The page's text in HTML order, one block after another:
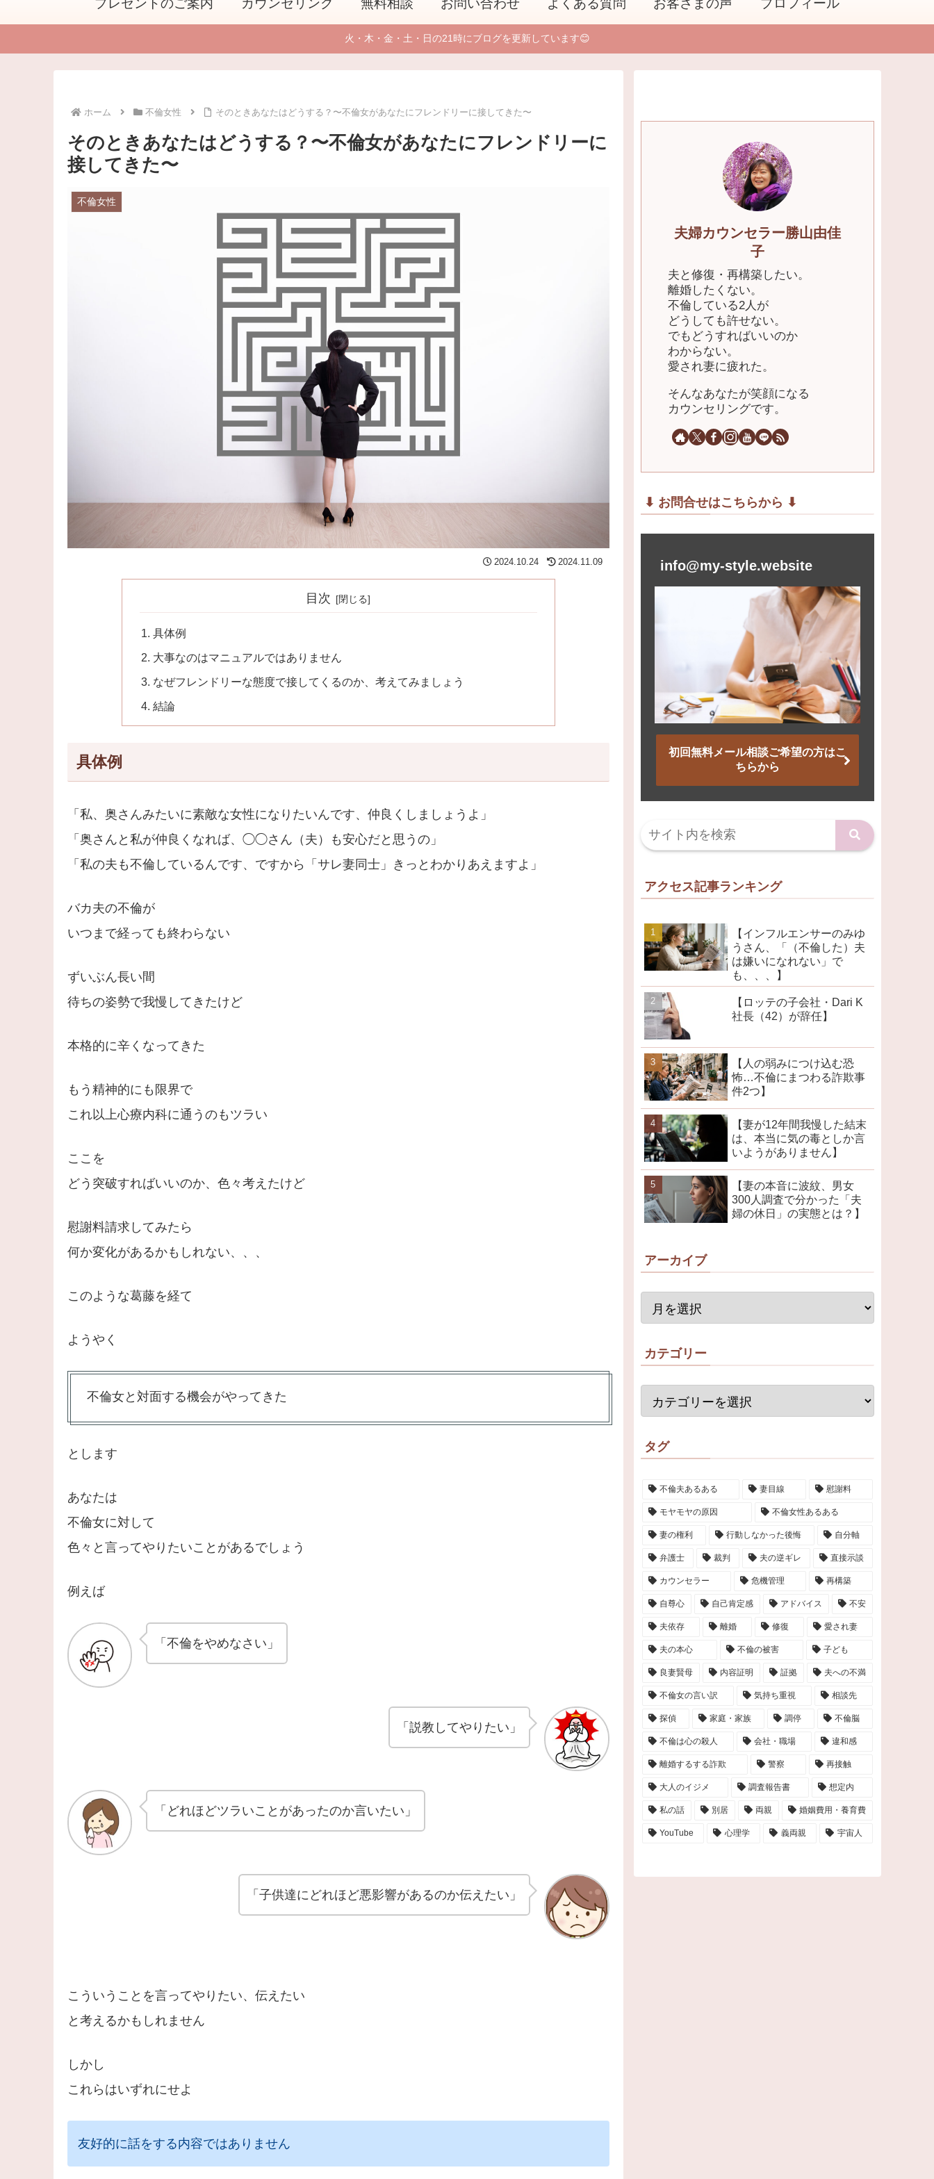
プレゼントのご案内 カウンセリング 無料相談 お問い合わせ よくある質問 お客さまの声 プロフィール
火・木・金・土・日の21時にブログを更新しています😊
ホーム 不倫女性 そのときあなたはどうする？〜不倫女があなたにフレンドリーに接してきた〜
そのときあなたはどうする？〜不倫女があなたにフレンドリーに
接してきた〜
不倫女性
2024.10.24 2024.11.09
目次
具体例
大事なのはマニュアルではありません
なぜフレンドリーな態度で接してくるのか、考えてみましょう
結論
具体例
「私、奥さんみたいに素敵な女性になりたいんです、仲良くしましょうよ」
「奥さんと私が仲良くなれば、◯◯さん（夫）も安心だと思うの」
「私の夫も不倫しているんです、ですから「サレ妻同士」きっとわかりあえますよ」
バカ夫の不倫が
いつまで経っても終わらない
ずいぶん長い間
待ちの姿勢で我慢してきたけど
本格的に辛くなってきた
もう精神的にも限界で
これ以上心療内科に通うのもツラい
ここを
どう突破すればいいのか、色々考えたけど
慰謝料請求してみたら
何か変化があるかもしれない、、、
このような葛藤を経て
ようやく
不倫女と対面する機会がやってきた
とします
あなたは
不倫女に対して
色々と言ってやりたいことがあるでしょう
例えば
「不倫をやめなさい」
「説教してやりたい」
「どれほどツラいことがあったのか言いたい」
「子供達にどれほど悪影響があるのか伝えたい」
こういうことを言ってやりたい、伝えたい
と考えるかもしれません
しかし
これらはいずれにせよ
友好的に話をする内容ではありません
夫婦カウンセラー勝山由佳
子
夫と修復・再構築したい。
離婚したくない。
不倫している2人が
どうしても許せない。
でもどうすればいいのか
わからない。
愛され妻に疲れた。
そんなあなたが笑顔になる
カウンセリングです。
⬇︎ お問合せはこちらから ⬇︎
info@my-style.website
初回無料メール相談ご希望の方はこ
ちらから
アクセス記事ランキング
【インフルエンサーのみゆ
うさん、「（不倫した）夫
は嫌いになれない」で
も、、、】
【ロッテの子会社・Dari K
社長（42）が辞任】
【人の弱みにつけ込む恐
怖…不倫にまつわる詐欺事
件2つ】
【妻が12年間我慢した結末
は、本当に気の毒としか言
いようがありません】
【妻の本音に波紋、男女
300人調査で分かった「夫
婦の休日」の実態とは？】
アーカイブ
カテゴリー
タグ
不倫夫あるある 妻目線 慰謝料
モヤモヤの原因 不倫女性あるある
妻の権利 行動しなかった後悔 自分軸
弁護士 裁判 夫の逆ギレ 直接示談
カウンセラー 危機管理 再構築
自尊心 自己肯定感 アドバイス 不安
夫依存 離婚 修復 愛され妻
夫の本心 不倫の被害 子ども
良妻賢母 内容証明 証拠 夫への不満
不倫女の言い訳 気持ち重視 相談先
探偵 家庭・家族 調停 不倫脳
不倫は心の殺人 会社・職場 違和感
離婚するする詐欺 警察 再接触
大人のイジメ 調査報告書 想定内
私の話 別居 両親 婚姻費用・養育費
YouTube 心理学 義両親 宇宙人